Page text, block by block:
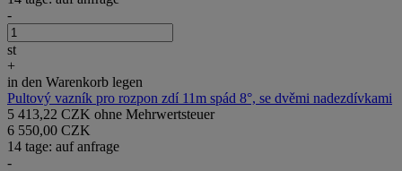
-
st
+
in den Warenkorb legen
Pultový vazník pro rozpon zdí 11m spád 8°, se dvěmi nadezdívkami
5 413,22 CZK ohne Mehrwertsteuer
6 550,00 CZK
14 tage: auf anfrage
-